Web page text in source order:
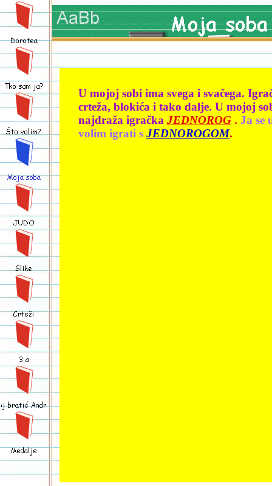
U mojoj sobi ima svega i svačega.
crteža, blokića i tako dalje. U mojoj
najdraža igračka JEDNOROG . Ja se
volim igrati s JEDNOROGOM.